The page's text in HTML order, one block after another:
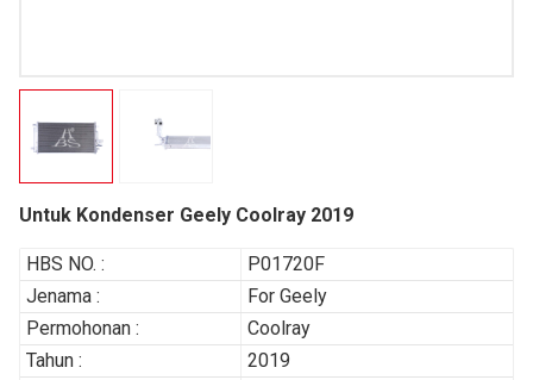
Untuk Kondenser Geely Coolray 2019
HBS NO. :
P01720F
Jenama :
For Geely
Permohonan :
Coolray
Tahun :
2019